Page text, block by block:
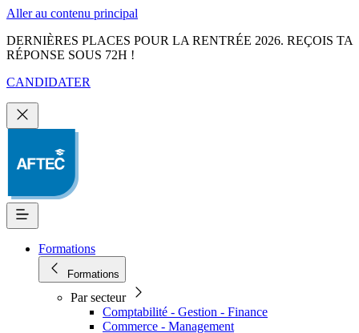
Aller au contenu principal
DERNIÈRES PLACES POUR LA RENTRÉE 2026. REÇOIS TA
RÉPONSE SOUS 72H !
CANDIDATER
Formations
Formations
Par secteur
Comptabilité - Gestion - Finance
Commerce - Management